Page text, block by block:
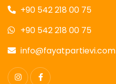
+90 542 218 00 75
+90 542 218 00 75
info@fayatpartievi.com